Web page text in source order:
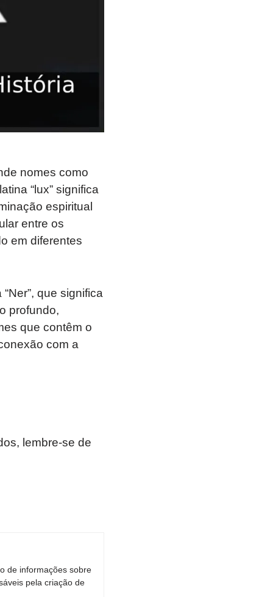
nomes como
“lux” significa
espiritual
entre os
em diferentes
que significa
profundo,
que contêm o
com a
lembre-se de
de informações sobre
pela criação de